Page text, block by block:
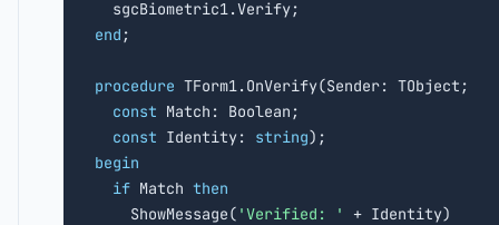
end ;
procedure TForm1.OnVerify(Sender: TObject;
const Match: Boolean;
const Identity: string
begin
if Match then
    ShowMessage(
'Verified: '
+ Identity)